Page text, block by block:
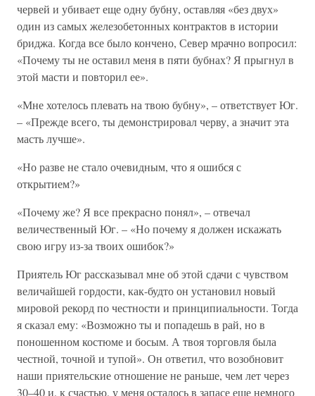
червей и убивает еще одну бубну, оставляя «без двух»
один из самых железобетонных контрактов в истории
бриджа. Когда все было кончено, Север мрачно вопросил:
«Почему ты не оставил меня в пяти бубнах? Я прыгнул в
этой масти и повторил ее».
«Мне хотелось плевать на твою бубну», – ответствует Юг.
– «Прежде всего, ты демонстрировал черву, а значит эта
масть лучше».
«Но разве не стало очевидным, что я ошибся с
открытием?»
«Почему же? Я все прекрасно понял», – отвечал
величественный Юг. – «Но почему я должен искажать
свою игру из-за твоих ошибок?»
Приятель Юг рассказывал мне об этой сдачи с чувством
величайшей гордости, как-будто он установил новый
мировой рекорд по честности и принципиальности. Тогда
я сказал ему: «Возможно ты и попадешь в рай, но в
поношенном костюме и босым. А твоя торговля была
честной, точной и тупой». Он ответил, что возобновит
наши приятельские отношение не раньше, чем лет через
30–40 и, к счастью, у меня осталось в запасе еще немного